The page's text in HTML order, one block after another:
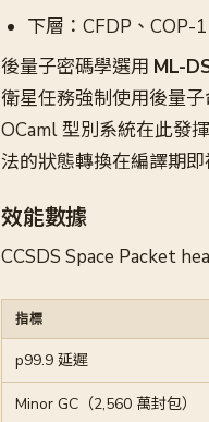
下層：CFDP、COP-
後量子密碼學選用 ML-
衛星任務強制使用後量子
OCaml 型別系統在此發
法的狀態轉換在編譯期
效能數據
CCSDS Space Packet
指標
p99.9 延遲
Minor GC（2,560 萬封包）